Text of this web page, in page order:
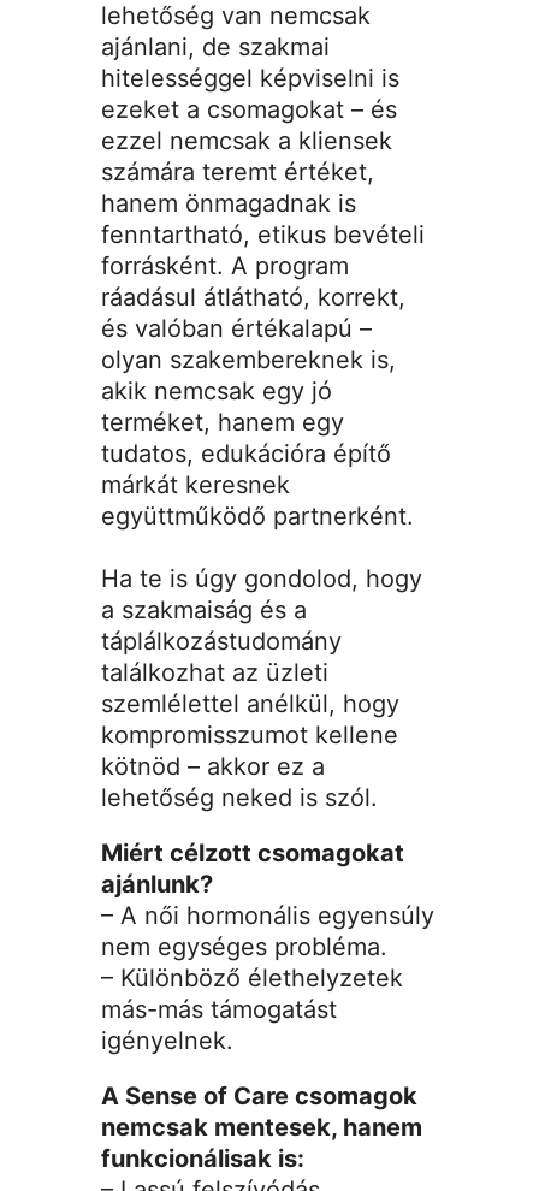
lehetőség van nemcsak
ajánlani, de szakmai
hitelességgel képviselni is
ezeket a csomagokat – és
ezzel nemcsak a kliensek
számára teremt értéket,
hanem önmagadnak is
fenntartható, etikus bevételi
forrásként. A program
ráadásul átlátható, korrekt,
és valóban értékalapú –
olyan szakembereknek is,
akik nemcsak egy jó
terméket, hanem egy
tudatos, edukációra építő
márkát keresnek
együttműködő partnerként.
Ha te is úgy gondolod, hogy
a szakmaiság és a
táplálkozástudomány
találkozhat az üzleti
szemlélettel anélkül, hogy
kompromisszumot kellene
kötnöd – akkor ez a
lehetőség neked is szól.
Miért célzott csomagokat
ajánlunk?
– A női hormonális egyensúly
nem egységes probléma.
– Különböző élethelyzetek
más-más támogatást
igényelnek.
A Sense of Care csomagok
nemcsak mentesek, hanem
funkcionálisak is: